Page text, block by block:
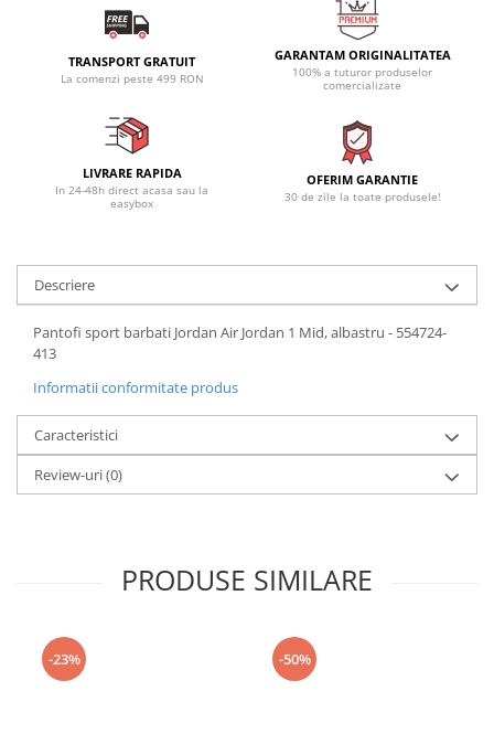
TRANSPORT GRATUIT
La comenzi peste 499 RON
GARANTAM ORIGINALITATEA
100% a tuturor produselor
comercializate
LIVRARE RAPIDA
In 24-48h direct acasa sau la
easybox
OFERIM GARANTIE
30 de zile la toate produsele!
Descriere
Pantofi sport barbati Jordan Air Jordan 1 Mid, albastru - 554724-
413
Informatii conformitate produs
Caracteristici
Review-uri(0)
PRODUSE SIMILARE
-23% -50%